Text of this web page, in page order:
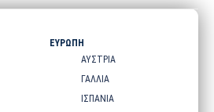
ΕΥΡΩΠΗ
ΑΥΣΤΡΙΑ
ΓΑΛΛΙΑ
ΙΣΠΑΝΙΑ